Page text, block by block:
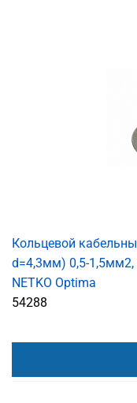
Кольцевой
d=4,3мм) 0,5-
NETKO Optima
54288